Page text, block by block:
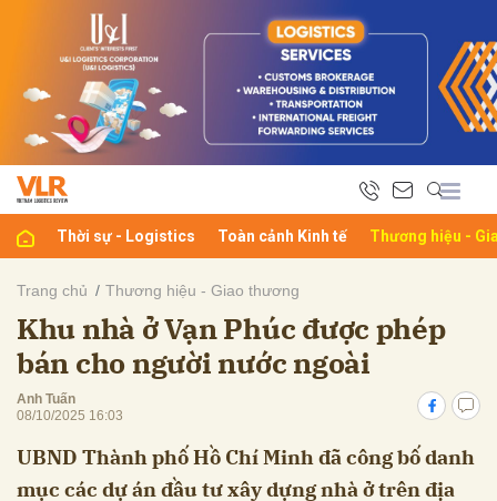
Thời sự - Logistics Toàn cảnh Kinh tế Thương hiệu -
Trang chủ Thương hiệu - Giao thương
Khu nhà ở Vạn Phúc được phép
bán cho người nước ngoài
Anh Tuấn
08/10/2025 16:03
UBND Thành phố Hồ Chí Minh đã công bố danh
mục các dự án đầu tư xây dựng nhà ở trên địa
luận
Hủy